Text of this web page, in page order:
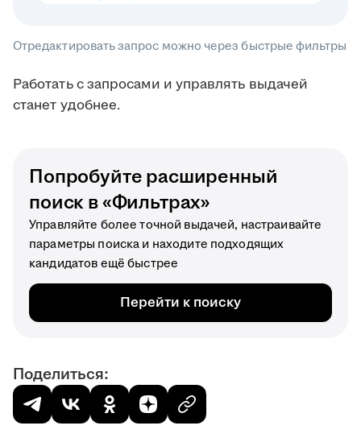
Отредактировать запрос можно через быстрые фильтры
Работать с запросами и управлять выдачей
станет удобнее.
Попробуйте расширенный
поиск в «Фильтрах»
Управляйте более точной выдачей, настраивайте
параметры поиска и находите подходящих
кандидатов ещё быстрее
Перейти к поиску
Поделиться: